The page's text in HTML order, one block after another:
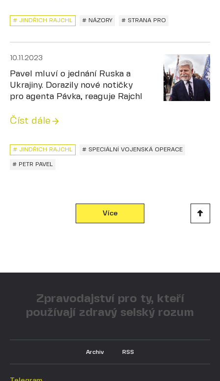
# NÁZORY # STRANA PRO
# JINDŘICH RAJCHL
10.11.2023
Pavel mluví o jednání Ruska a
Ukrajiny. Dorazily nové notičky
pro agenta Pávka, reaguje Rajchl
Číst dále
# SPECIÁLNÍ VOJENSKÁ OPERACE
# PETR PAVEL
# JINDŘICH RAJCHL
Více
Zpravodajství pro ty, kteří
používají zdravý selský rozum
Archiv RSS